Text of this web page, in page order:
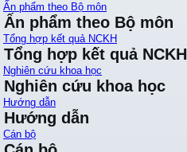
Ấn phẩm theo Bộ môn
Ấn phẩm theo Bộ môn
Tổng hợp kết quả NCKH
Tổng hợp kết quả NCKH
Nghiên cứu khoa học
Nghiên cứu khoa học
Hướng dẫn
Hướng dẫn
Cán bộ